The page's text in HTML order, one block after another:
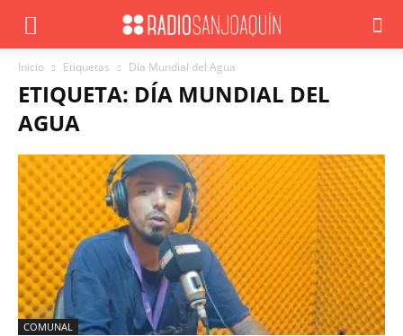
Inicio Etiquetas Día Mundial del Agua
ETIQUETA: DÍA MUNDIAL DEL
AGUA
COMUNAL